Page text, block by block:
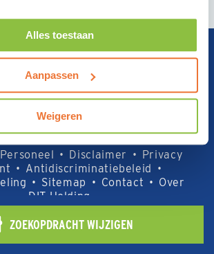
Alles toestaan
Aanpassen
Weigeren
ZOEKOPDRACHT WIJZIGEN
onderdeel van DIT Holding, net als:
• Disclaimer • Privacy
• Antidiscriminatiebeleid •
• Sitemap • Contact • Over
DIT Holding